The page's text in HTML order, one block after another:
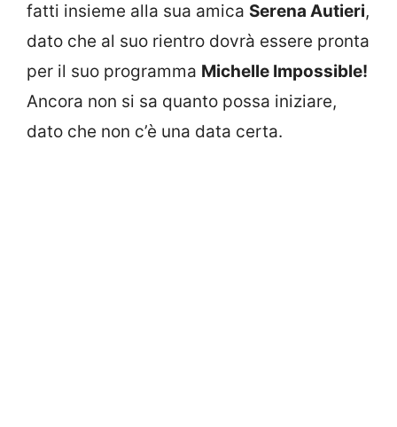
fatti insieme alla sua amica Serena Autieri,
dato che al suo rientro dovrà essere pronta
per il suo programma Michelle Impossible!
Ancora non si sa quanto possa iniziare,
dato che non c’è una data certa.